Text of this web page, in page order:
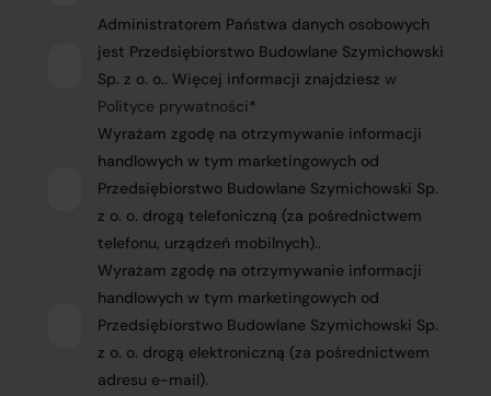
Administratorem Państwa danych osobowych
jest Przedsiębiorstwo Budowlane Szymichowski
Sp. z o. o.. Więcej informacji znajdziesz w
Polityce prywatności*
Wyrażam zgodę na otrzymywanie informacji
handlowych w tym marketingowych od
Przedsiębiorstwo Budowlane Szymichowski Sp.
z o. o. drogą telefoniczną (za pośrednictwem
telefonu, urządzeń mobilnych)..
Wyrażam zgodę na otrzymywanie informacji
handlowych w tym marketingowych od
Przedsiębiorstwo Budowlane Szymichowski Sp.
z o. o. drogą elektroniczną (za pośrednictwem
adresu e-mail).